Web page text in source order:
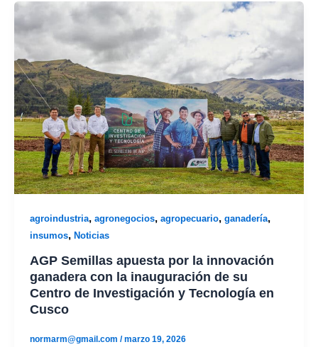
agroindustria, agronegocios, agropecuario, ganadería,
insumos, Noticias
AGP Semillas apuesta por la innovación
ganadera con la inauguración de su
Centro de Investigación y Tecnología en
Cusco
normarm@gmail.com /marzo 19, 2026